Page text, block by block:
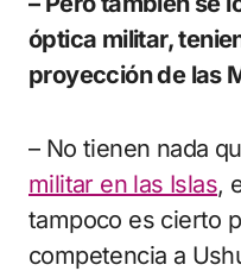
óptica militar,
proyección de las
– No tienen nada
militar en las Islas,
tampoco es cierto
competencia a